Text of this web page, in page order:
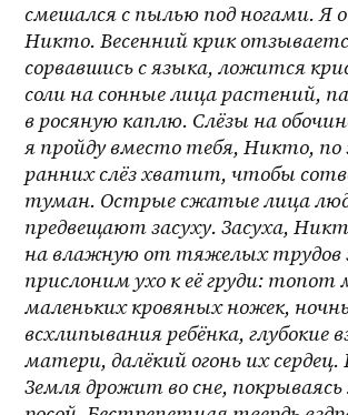
смешался с пылью под ногами. Я
Никто. Весенний крик
сорвавшись с языка, ложится
соли на сонные лица растений,
в росяную каплю. Слёзы на
я пройду вместо тебя, Никто, по
ранних слёз хватит, чтобы
туман. Острые сжатые лица
предвещают засуху. Засуха,
на влажную от тяжелых трудов
прислоним ухо к её груди: топот
маленьких кровяных ножек,
всхлипывания ребёнка, глубокие
матери, далёкий огонь их
Земля дрожит во сне, покрываясь